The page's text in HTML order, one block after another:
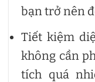
bạn trở nên
Tiết kiệm
không cần
tích quá